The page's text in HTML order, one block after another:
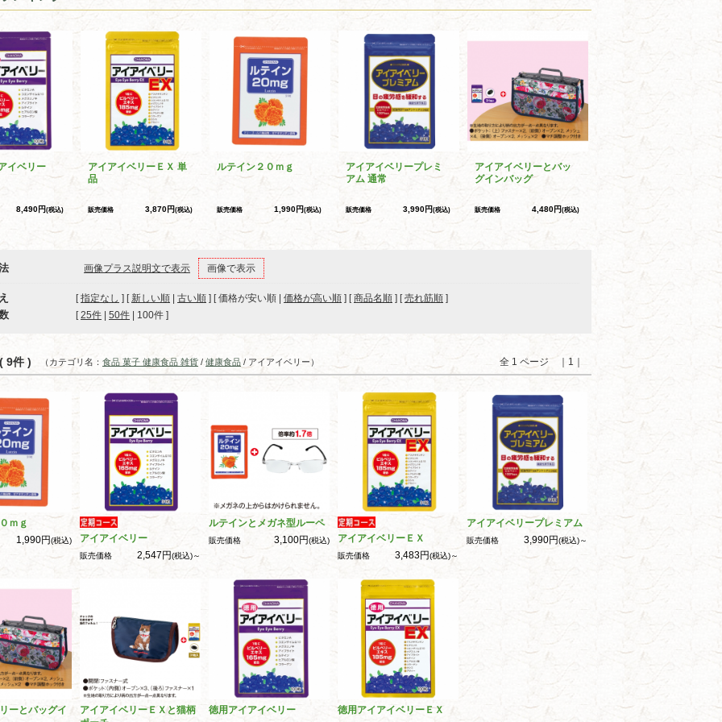
イベリー
8,490円(税込)
アイアイベリーＥＸ 単
品
販売価格 3,870円(税込)
ルテイン２０ｍｇ
販売価格 1,990円(税込)
アイアイベリープレミ
アム 通常
販売価格 3,990円(税込)
アイアイベリーとバッ
グインバッグ
販売価格 4,480円(税込)
画像プラス説明文で表示 画像で表示
[指定なし ] [ 新しい順 古い順 ] [ 価格が安い順 | 価格が高い順 ] [商品名順 ] [売れ筋順 ]
[ 25件 50件 100件 ]
9件 ) 全 1 ページ ｜1｜
（カテゴリ名： 食品 菓子 健康食品 雑貨 / 健康食品 / アイアイベリー）
ｍｇ
1,990円(税込) アイアイベリー
販売価格 2,547円(税込)～
ルテインとメガネ型ルーペ
販売価格 3,100円(税込) アイアイベリーＥＸ
販売価格 3,483円(税込)～
アイアイベリープレミアム
販売価格 3,990円(税込)～
ーとバッグイ
アイアイベリーＥＸと猫柄
徳用アイアイベリー
徳用アイアイベリーＥＸ